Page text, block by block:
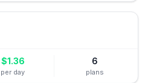
$1.36
per day
6
plans